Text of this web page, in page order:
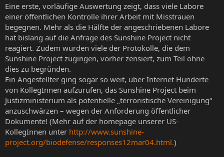
Eine erste, vorläufige Auswertung zeigt, dass viele Labore
einer öffentlichen Kontrolle ihrer Arbeit mit Misstrauen
begegnen. Mehr als die Hälfte der angeschriebenen Labore
hat bislang auf die Anfrage des Sunshine Project nicht
reagiert. Zudem wurden viele der Protokolle, die dem
Sunshine Project zugingen, vorher zensiert, zum Teil ohne
dies zu begründen.
Ein Angestellter ging sogar so weit, über Internet Hunderte
von KollegInnen aufzurufen, das Sunshine Project beim
Justizministerium als potentielle „terroristische Vereinigung“
anzuschwärzen – wegen der Anforderung öffentlicher
Dokumente! (Mehr auf der homepage unserer US-
KollegInnen unter http://www.sunshine-
project.org/biodefense/responses12mar04.html.)